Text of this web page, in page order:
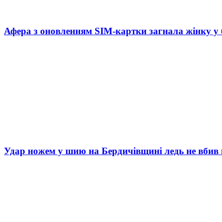
Афера з оновленням SIM-картки загнала жінку у
Удар ножем у шию на Бердичівщині ледь не вбив